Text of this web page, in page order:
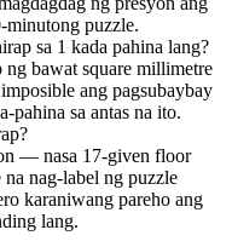
minutong puzzle.
sa 1 kada pahina lang?
bawat square millimetre
ang pagsubaybay
pahina sa antas na ito.
— nasa 17-given floor
nag-label ng puzzle
karaniwang pareho ang
lang.